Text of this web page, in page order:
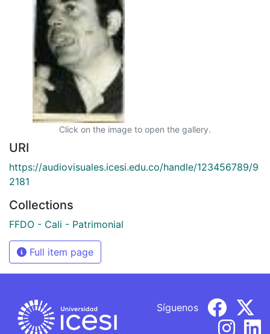
Click on the image to open the gallery.
URI
https://audiovisuales.icesi.edu.co/handle/123456789/9
2181
Collections
FFDO - Cali - Patrimonial
Full item page
Síguenos